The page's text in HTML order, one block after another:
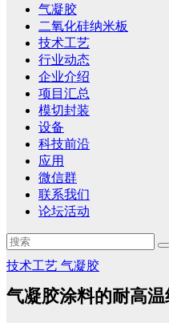
气凝胶
二氧化硅纳米板
技术工艺
行业动态
企业介绍
项目汇总
模切封装
设备
科技前沿
应用
微信群
联系我们
论坛活动
技术工艺 气凝胶
气凝胶涂料的耐高